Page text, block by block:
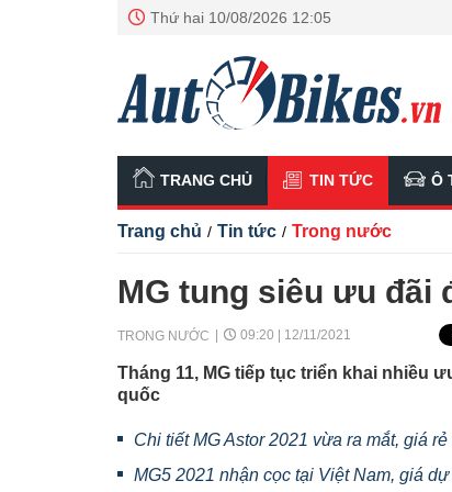
Thứ hai 10/08/2026 12:05
TRANG CHỦ TIN TỨC Ô
Trang chủ / Tin tức / Trong nước
MG tung siêu ưu đãi
TRONG NƯỚC 09:20 | 12/11/2021
Tháng 11, MG tiếp tục triển khai nhiều
quốc
Chi tiết MG Astor 2021 vừa ra mắt, giá
MG5 2021 nhận cọc tại Việt Nam, giá